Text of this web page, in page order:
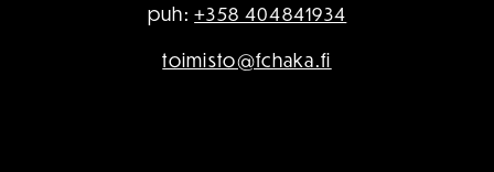
puh:+358 404841934
toimisto@fchaka.fi